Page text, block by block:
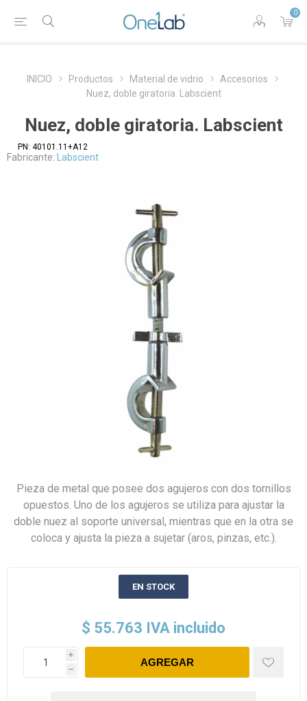
0
INICIO Productos Material de vidrio
Accesorios
Nuez, doble giratoria. Labscient
Nuez, doble giratoria. Labscient
PN: 40101.11+A12
Fabricante: Labscient
Pieza de metal que posee dos agujeros con dos tornillos
opuestos. Uno de los agujeros se utiliza para ajustar la
doble nuez al soporte universal, mientras que en la otra se
coloca y ajusta la pieza a sujetar (aros, pinzas, etc.).
EN STOCK
$ 55.763 IVA incluido
i
h